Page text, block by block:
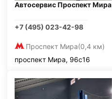
Автосервис Проспект Мира
+7 (495) 023-42-98
Проспект Мира(0,4 км)
проспект Мира, 96с16